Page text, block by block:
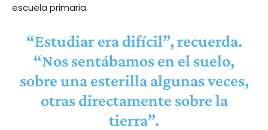
escuela primaria.
“Estudiar era difícil”, recuerda.
“Nos sentábamos en el suelo,
sobre una esterilla algunas veces,
otras directamente sobre la
tierra”.